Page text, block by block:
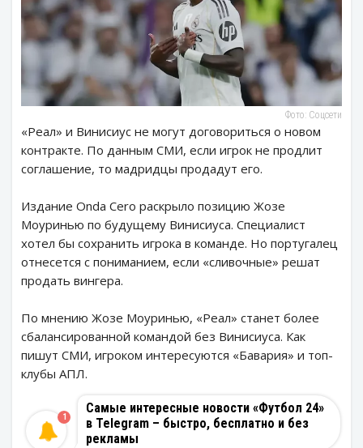
Фото: Соцсети
«Реал» и Винисиус не могут договориться о новом
контракте. По данным СМИ, если игрок не продлит
соглашение, то мадридцы продадут его.
Издание Onda Cero раскрыло позицию Жозе
Моуринью по будущему Винисиуса. Специалист
хотел бы сохранить игрока в команде. Но португалец
отнесется с пониманием, если «сливочные» решат
продать вингера.
По мнению Жозе Моуринью, «Реал» станет более
сбалансированной командой без Винисиуса. Как
пишут СМИ, игроком интересуются «Бавария» и топ-
клубы АПЛ.
Самые интересные новости «Футбол 24»
в Telegram – быстро, бесплатно и без
рекламы
1